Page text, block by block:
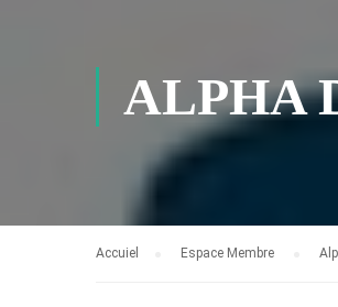
ALPHA
Accuiel Espace Membre